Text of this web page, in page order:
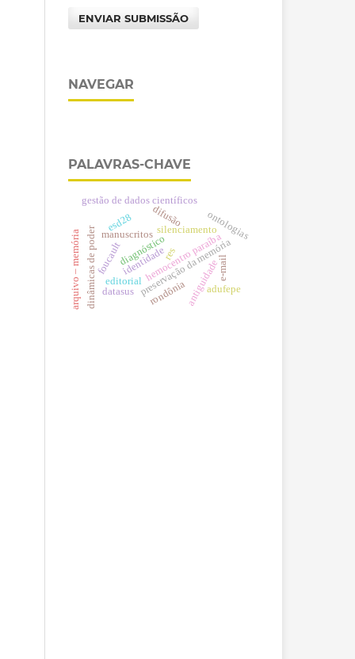
ENVIAR SUBMISSÃO
NAVEGAR
PALAVRAS-CHAVE
hemocentro paraíba
editorial
manuscritos silenciamento
preservação da memória
dinâmicas de poderfoucault
arquivo – memória antiguidade
ontologias
diagnóstico
identidade
difusão
e-mail
res
esd28
datasus
gestão de dados científicos
rondônia adufepe